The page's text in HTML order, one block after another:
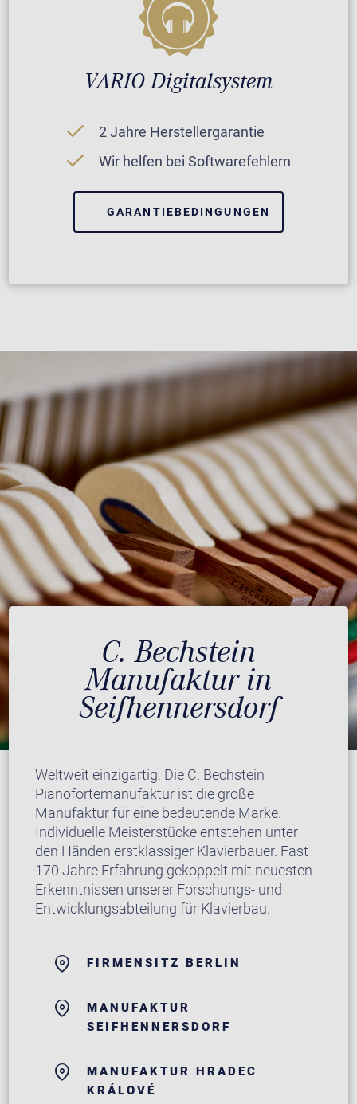
VARIO Digitalsystem
2 Jahre Herstellergarantie
Wir helfen bei Softwarefehlern
GARANTIEBEDINGUNGEN
C. Bechstein
Manufaktur in
Seifhennersdorf
Weltweit einzigartig: Die C. Bechstein
Pianofortemanufaktur ist die große
Manufaktur für eine bedeutende Marke.
Individuelle Meisterstücke entstehen unter
den Händen erstklassiger Klavierbauer. Fast
170 Jahre Erfahrung gekoppelt mit neuesten
Erkenntnissen unserer Forschungs- und
Entwicklungsabteilung für Klavierbau.
FIRMENSITZ BERLIN
MANUFAKTUR
SEIFHENNERSDORF
MANUFAKTUR HRADEC
KRÁLOVÉ